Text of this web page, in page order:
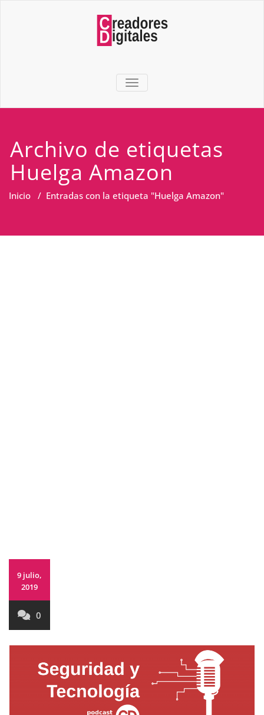
TOGGLE NAVIGATION
Archivo de etiquetas
Huelga Amazon
Inicio / Entradas con la etiqueta "Huelga Amazon"
9 julio,
2019
0